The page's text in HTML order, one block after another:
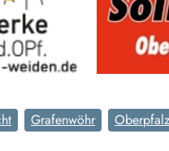
Grafenwöhr Oberpfalz